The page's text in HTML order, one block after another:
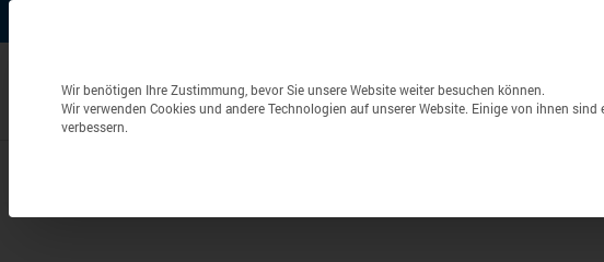
search
Datenschutzeinstellungen
Wir benötigen Ihre Zustimmung, bevor Sie unsere Website weiter besuchen können.
Wir verwenden Cookies und andere Technologien auf unserer Website. Einige von ihnen
verbessern.